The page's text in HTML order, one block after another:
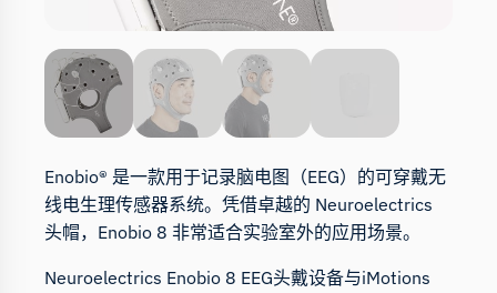
Enobio® 是一款用于记录脑电图（EEG）的可穿戴无
线电生理传感器系统。凭借卓越的 Neuroelectrics
头帽，Enobio 8 非常适合实验室外的应用场景。
Neuroelectrics Enobio 8 EEG头戴设备与iMotions